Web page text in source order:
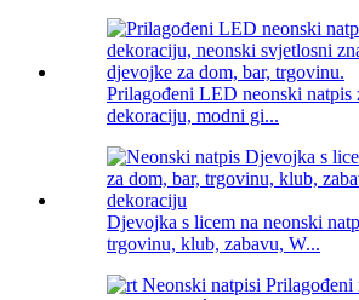
Prilagođeni LED neonski natpis
dekoraciju, modni gi...
Djevojka s licem na neonski
trgovinu, klub, zabavu, W...